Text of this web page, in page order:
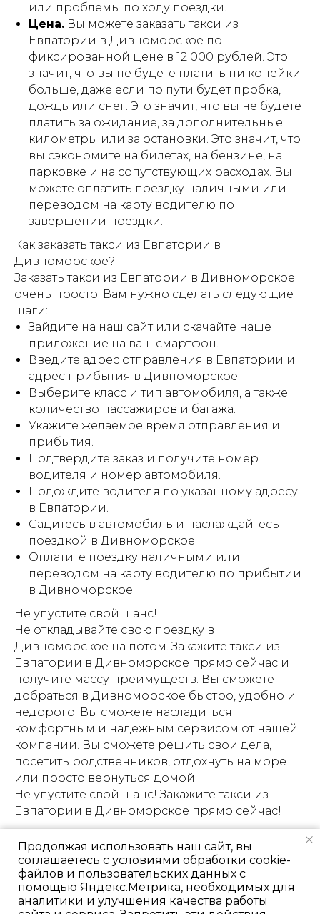
или проблемы по ходу поездки.
Цена. Вы можете заказать такси из
Евпатории в Дивноморское по
фиксированной цене в 12 000 рублей. Это
значит, что вы не будете платить ни копейки
больше, даже если по пути будет пробка,
дождь или снег. Это значит, что вы не будете
платить за ожидание, за дополнительные
километры или за остановки. Это значит, что
вы сэкономите на билетах, на бензине, на
парковке и на сопутствующих расходах. Вы
можете оплатить поездку наличными или
переводом на карту водителю по
завершении поездки.
Как заказать такси из Евпатории в
Дивноморское?
Заказать такси из Евпатории в Дивноморское
очень просто. Вам нужно сделать следующие
шаги:
Зайдите на наш сайт или скачайте наше
приложение на ваш смартфон.
Введите адрес отправления в Евпатории и
адрес прибытия в Дивноморское.
Выберите класс и тип автомобиля, а также
количество пассажиров и багажа.
Укажите желаемое время отправления и
прибытия.
Подтвердите заказ и получите номер
водителя и номер автомобиля.
Подождите водителя по указанному адресу
в Евпатории.
Садитесь в автомобиль и наслаждайтесь
поездкой в Дивноморское.
Оплатите поездку наличными или
переводом на карту водителю по прибытии
в Дивноморское.
Не упустите свой шанс!
Не откладывайте свою поездку в
Дивноморское на потом. Закажите такси из
Евпатории в Дивноморское прямо сейчас и
получите массу преимуществ. Вы сможете
добраться в Дивноморское быстро, удобно и
недорого. Вы сможете насладиться
комфортным и надежным сервисом от нашей
компании. Вы сможете решить свои дела,
посетить родственников, отдохнуть на море
или просто вернуться домой.
Не упустите свой шанс! Закажите такси из
Евпатории в Дивноморское прямо сейчас!
Продолжая использовать наш сайт, вы
соглашаетесь с условиями обработки cookie-
файлов и пользовательских данных с
помощью Яндекс.Метрика, необходимых для
аналитики и улучшения качества работы